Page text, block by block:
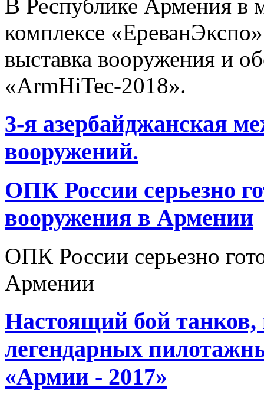
В Республике Армения в
комплексе
выставка вооружения и
«ArmHiTec-2018».
3-я азербайджанская
вооружений.
ОПК России серьезно
вооружения в Армении
ОПК России серьезно
Армении
Настоящий бой
легендарных
«Армии - 2017»